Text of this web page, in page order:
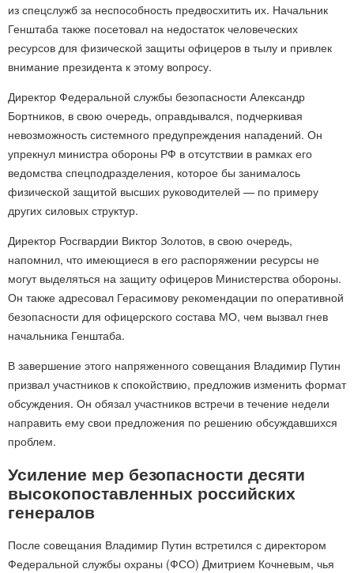
из спецслужб за неспособность предвосхитить их. Начальник
Генштаба также посетовал на недостаток человеческих
ресурсов для физической защиты офицеров в тылу и привлек
внимание президента к этому вопросу.
Директор Федеральной службы безопасности Александр
Бортников, в свою очередь, оправдывался, подчеркивая
невозможность системного предупреждения нападений. Он
упрекнул министра обороны РФ в отсутствии в рамках его
ведомства спецподразделения, которое бы занималось
физической защитой высших руководителей — по примеру
других силовых структур.
Директор Росгвардии Виктор Золотов, в свою очередь,
напомнил, что имеющиеся в его распоряжении ресурсы не
могут выделяться на защиту офицеров Министерства обороны.
Он также адресовал Герасимову рекомендации по оперативной
безопасности для офицерского состава МО, чем вызвал гнев
начальника Генштаба.
В завершение этого напряженного совещания Владимир Путин
призвал участников к спокойствию, предложив изменить формат
обсуждения. Он обязал участников встречи в течение недели
направить ему свои предложения по решению обсуждавшихся
проблем.
Усиление мер безопасности десяти
высокопоставленных российских
генералов
После совещания Владимир Путин встретился с директором
Федеральной службы охраны (ФСО) Дмитрием Кочневым, чья